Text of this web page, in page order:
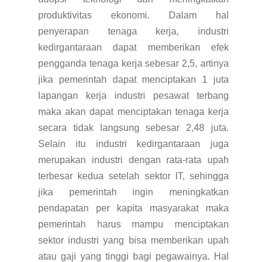
produktivitas ekonomi. Dalam hal
penyerapan tenaga kerja, industri
kedirgantaraan dapat memberikan efek
pengganda tenaga kerja sebesar 2,5, artinya
jika pemerintah dapat menciptakan 1 juta
lapangan kerja industri pesawat terbang
maka akan dapat menciptakan tenaga kerja
secara tidak langsung sebesar 2,48 juta.
Selain itu industri kedirgantaraan juga
merupakan industri dengan rata-rata upah
terbesar kedua setelah sektor IT, sehingga
jika pemerintah ingin meningkatkan
pendapatan per kapita masyarakat maka
pemerintah harus mampu menciptakan
sektor industri yang bisa memberikan upah
atau gaji yang tinggi bagi pegawainya. Hal